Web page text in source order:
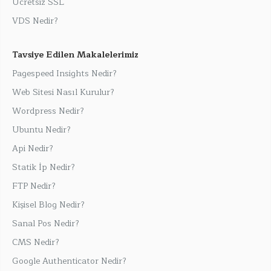
VDS Nedir?
Tavsiye Edilen Makalelerimiz
Pagespeed Insights Nedir?
Web Sitesi Nasıl Kurulur?
Wordpress Nedir?
Ubuntu Nedir?
Api Nedir?
Statik İp Nedir?
FTP Nedir?
Kişisel Blog Nedir?
Sanal Pos Nedir?
CMS Nedir?
Google Authenticator Nedir?